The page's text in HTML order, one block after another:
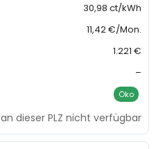
30,98 ct/kWh
11,42 €/Mon.
1.221 €
–
Öko
an dieser PLZ nicht verfügbar